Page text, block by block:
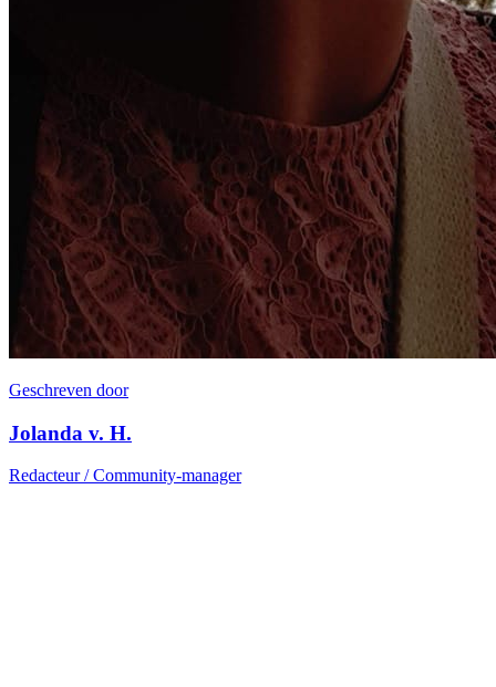
Geschreven door
Jolanda v. H.
Redacteur / Community-manager